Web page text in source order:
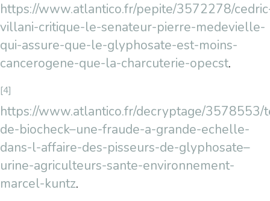
https://www.atlantico.fr/pepite/3572278/
villani-critique-le-senateur-pierre-medevielle-
qui-assure-que-le-glyphosate-est-moins-
cancerogene-que-la-charcuterie-opecst.
[4]
https://www.atlantico.fr/decryptage/3578553/
de-biocheck–une-fraude-a-grande-echelle-
dans-l-affaire-des-pisseurs-de-glyphosate–
urine-agriculteurs-sante-environnement-
marcel-kuntz.